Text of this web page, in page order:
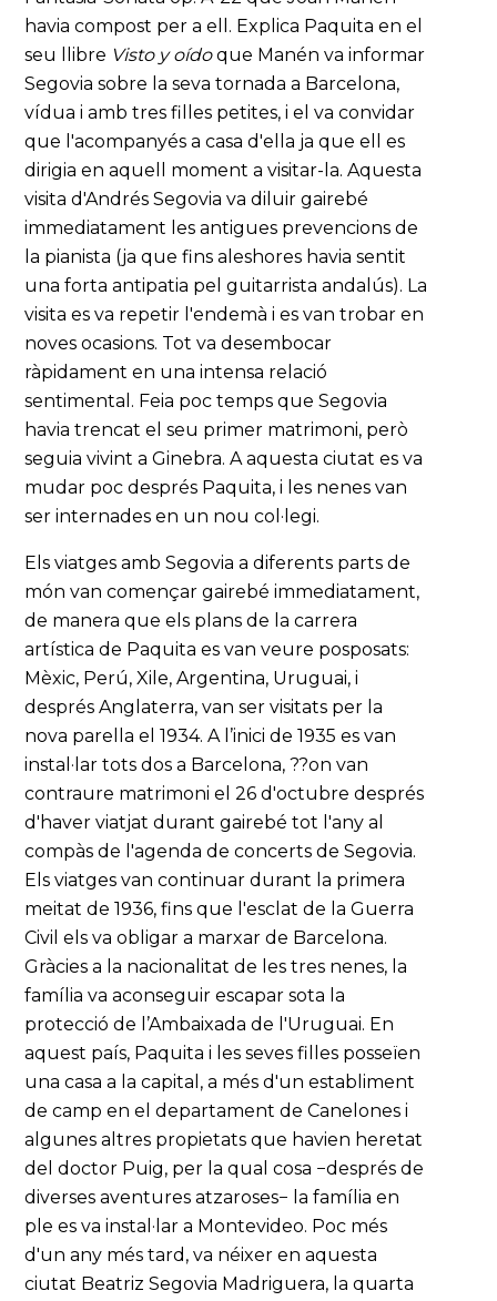
havia compost per a ell. Explica Paquita en el
seu llibre Visto y oídoque Manén va informar
Segovia sobre la seva tornada a Barcelona,
vídua i amb tres filles petites, i el va convidar
que l'acompanyés a casa d'ella ja que ell es
dirigia en aquell moment a visitar-la. Aquesta
visita d'Andrés Segovia va diluir gairebé
immediatament les antigues prevencions de
la pianista (ja que fins aleshores havia sentit
una forta antipatia pel guitarrista andalús). La
visita es va repetir l'endemà i es van trobar en
noves ocasions. Tot va desembocar
ràpidament en una intensa relació
sentimental. Feia poc temps que Segovia
havia trencat el seu primer matrimoni, però
seguia vivint a Ginebra. A aquesta ciutat es va
mudar poc després Paquita, i les nenes van
ser internades en un nou col·legi.
Els viatges amb Segovia a diferents parts de
món van començar gairebé immediatament,
de manera que els plans de la carrera
artística de Paquita es van veure posposats:
Mèxic, Perú, Xile, Argentina, Uruguai, i
després Anglaterra, van ser visitats per la
nova parella el 1934. A l’inici de 1935 es van
instal·lar tots dos a Barcelona, ??on van
contraure matrimoni el 26 d'octubre després
d'haver viatjat durant gairebé tot l'any al
compàs de l'agenda de concerts de Segovia.
Els viatges van continuar durant la primera
meitat de 1936, fins que l'esclat de la Guerra
Civil els va obligar a marxar de Barcelona.
Gràcies a la nacionalitat de les tres nenes, la
família va aconseguir escapar sota la
protecció de l’Ambaixada de l'Uruguai. En
aquest país, Paquita i les seves filles posseïen
una casa a la capital, a més d'un establiment
de camp en el departament de Canelones i
algunes altres propietats que havien heretat
del doctor Puig, per la qual cosa −després de
diverses aventures atzaroses− la família en
ple es va instal·lar a Montevideo. Poc més
d'un any més tard, va néixer en aquesta
ciutat Beatriz Segovia Madriguera, la quarta